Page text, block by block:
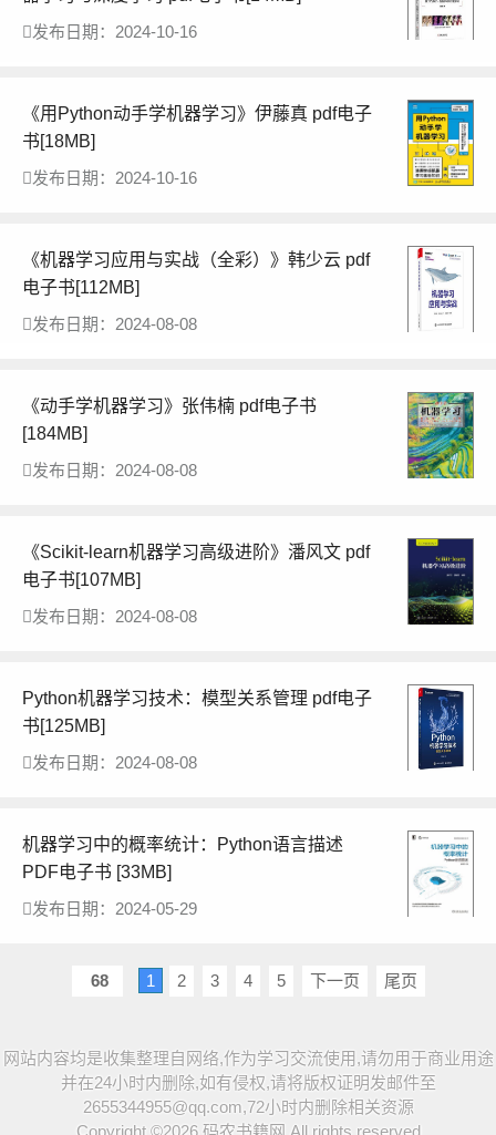
发布日期：2024-10-16
《用Python动手学机器学习》伊藤真 pdf电子
书[18MB]
发布日期：2024-10-16
《机器学习应用与实战（全彩）》韩少云 pdf
电子书[112MB]
发布日期：2024-08-08
《动手学机器学习》张伟楠 pdf电子书
[184MB]
发布日期：2024-08-08
《Scikit-learn机器学习高级进阶》潘风文 pdf
电子书[107MB]
发布日期：2024-08-08
Python机器学习技术：模型关系管理 pdf电子
书[125MB]
发布日期：2024-08-08
机器学习中的概率统计：Python语言描述
PDF电子书 [33MB]
发布日期：2024-05-29
68 1 2 3 4 5 下一页 尾页
网站内容均是收集整理自网络,作为学习交流使用,请勿用于商业用途
并在24小时内删除,如有侵权,请将版权证明发邮件至
2655344955@qq.com,72小时内删除相关资源
Copyright ©2026 码农书籍网 All rights reserved